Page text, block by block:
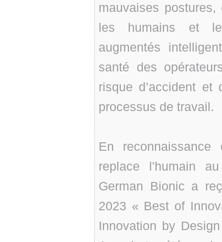
mauvaises
les humains et
augmentés
santé des
risque d’accident
processus de travail.
En
replace l'humain
German Bionic a
2023 « Best of
Innovation by